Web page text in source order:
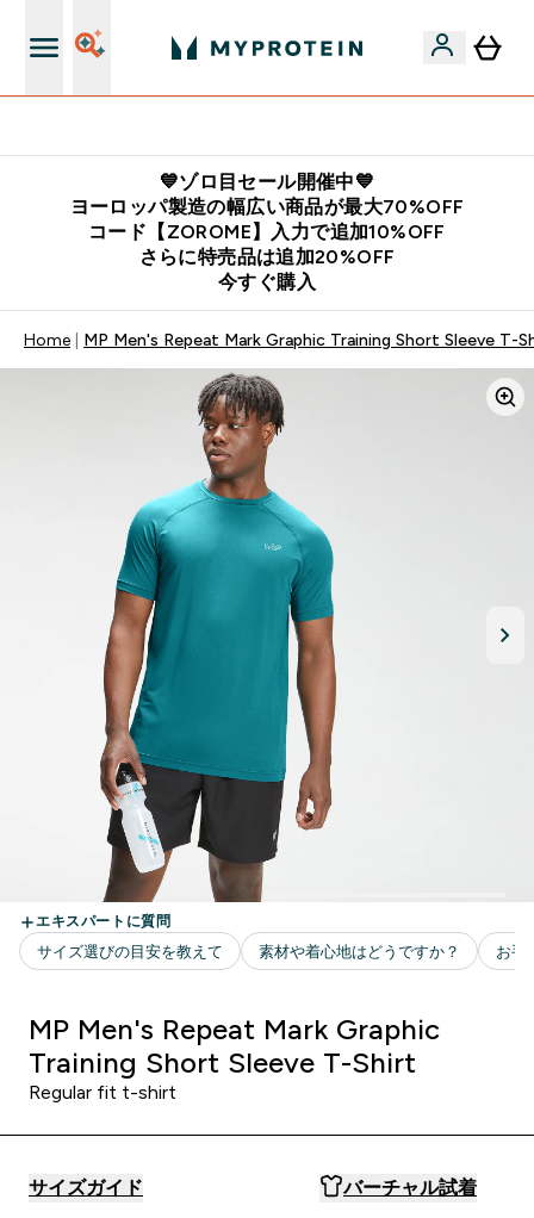
💙ゾロ目セール開催中💙
ヨーロッパ製造の幅広い商品が最大70%OFF
コード【ZOROME】入力で追加10%OFF
さらに特売品は追加20%OFF
今すぐ購入
Home MP Men's Repeat Mark Graphic Training Short Sleeve T-
MP Men's Repeat Mark Graphic
Training Short Sleeve T-Shirt
Regular fit t-shirt
サイズガイド バーチャル試着